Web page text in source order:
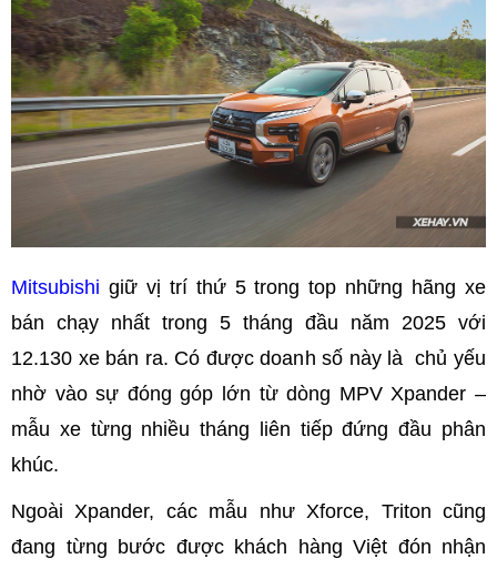
Mitsubishi giữ vị trí thứ 5 trong top những hãng xe
bán chạy nhất trong 5 tháng đầu năm 2025 với
12.130 xe bán ra. Có được doanh số này là chủ yếu
nhờ vào sự đóng góp lớn từ dòng MPV Xpander –
mẫu xe từng nhiều tháng liên tiếp đứng đầu phân
khúc.
Ngoài Xpander, các mẫu như Xforce, Triton cũng
đang từng bước được khách hàng Việt đón nhận